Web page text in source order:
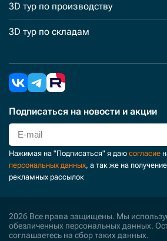
3D тур по производству
3D тур по складам
Подписаться на новости и акции
Нажимая на "Подписаться" я даю согласие
персональных данных, а так же на
рекламных рассылок
2026 Все права защищены. Мы
обезличенных персональных данных.
соглашаетесь на сбор таких данных.